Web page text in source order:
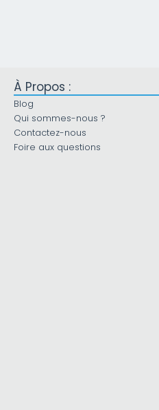
À Propos :
Blog
Qui sommes-nous ?
Contactez-nous
Foire aux questions